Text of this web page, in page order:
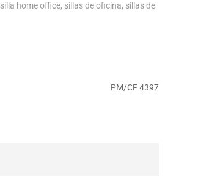
silla home office, sillas de oficina, sillas de
PM/CF 4397